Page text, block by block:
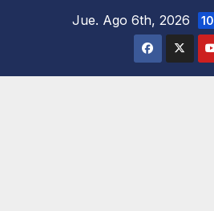
Jue. Ago 6th, 2026